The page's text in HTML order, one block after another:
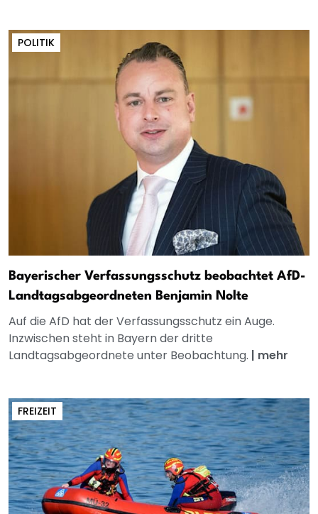
POLITIK
Bayerischer Verfassungsschutz beobachtet AfD-
Landtagsabgeordneten Benjamin Nolte
Auf die AfD hat der Verfassungsschutz ein Auge.
Inzwischen steht in Bayern der dritte
Landtagsabgeordnete unter Beobachtung. | mehr
FREIZEIT